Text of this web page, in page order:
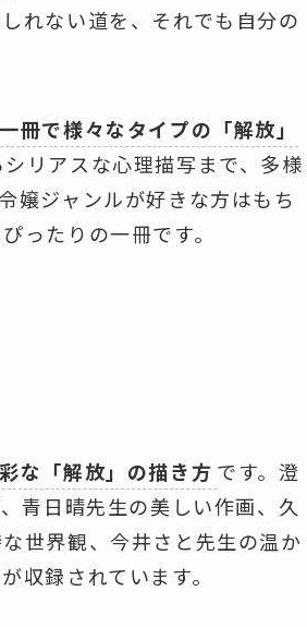
れない道を、それでも自分の
一冊で様々なタイプの「解放」
リアスな心理描写まで、多様
嬢ジャンルが好きな方はもち
ったりの一冊です。
な「解放」の描き方 です。澄
青日晴先生の美しい作画、久
世界観、今井さと先生の温か
収録されています。